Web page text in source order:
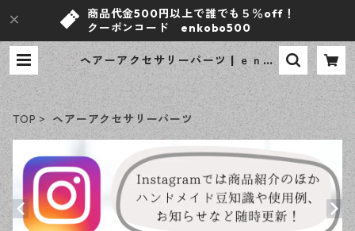
商品代金500円以上で誰でも５％off！
クーポンコード enkobo500
ヘアーアクセサリーパーツ | ｅｎ工
房
TOP ヘアーアクセサリーパーツ